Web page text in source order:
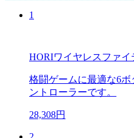
1
HORIワイヤレスファイ
格闘ゲームに最適な6
ントローラーです。
28,308円